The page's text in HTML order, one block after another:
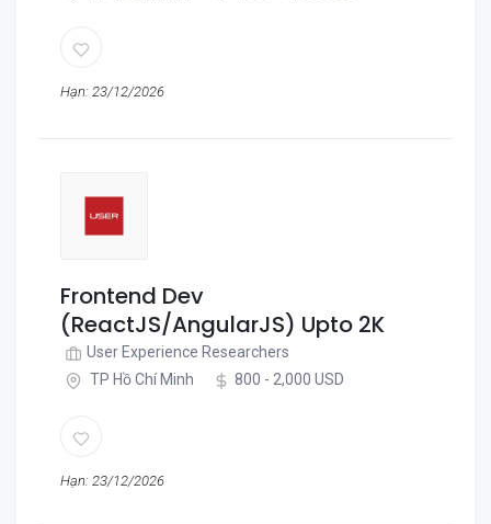
Hạn: 23/12/2026
Frontend Dev
(ReactJS/AngularJS) Upto 2K
User Experience Researchers
TP Hồ Chí Minh
800 - 2,000 USD
Hạn: 23/12/2026